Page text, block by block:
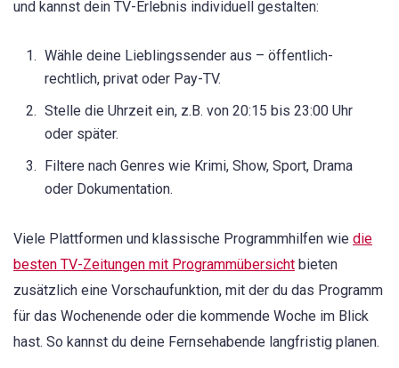
und kannst dein TV-Erlebnis individuell gestalten:
Wähle deine Lieblingssender aus – öffentlich-
rechtlich, privat oder Pay-TV.
Stelle die Uhrzeit ein, z.B. von 20:15 bis 23:00 Uhr
oder später.
Filtere nach Genres wie Krimi, Show, Sport, Drama
oder Dokumentation.
Viele Plattformen und klassische Programmhilfen wie die
besten TV-Zeitungen mit Programmübersicht bieten
zusätzlich eine Vorschaufunktion, mit der du das Programm
für das Wochenende oder die kommende Woche im Blick
hast. So kannst du deine Fernsehabende langfristig planen.